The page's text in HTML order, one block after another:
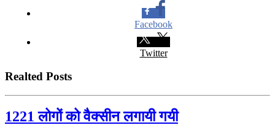
Facebook
Twitter
Realted Posts
1221 लोगों को वैक्सीन लगायी गयी